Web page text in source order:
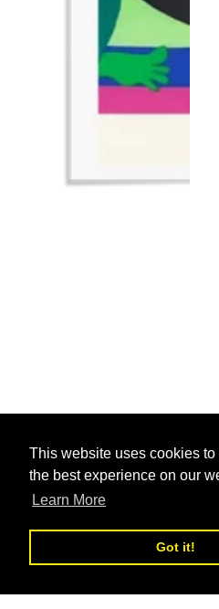
This website uses cookies
the best experience on our
Learn More
Got it!